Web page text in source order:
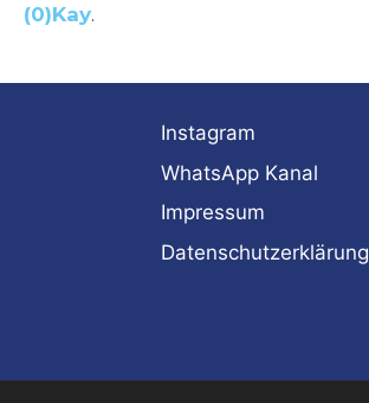
(0)Kay.
Instagram
WhatsApp Kanal
Impressum
Datenschutzerklärung